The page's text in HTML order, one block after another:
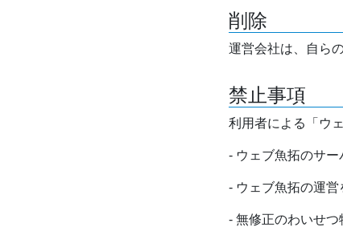
削除
運営会社は、自ら
禁止事項
利用者による「ウ
- ウェブ魚拓のサ
- ウェブ魚拓の運
- 無修正のわいせつ